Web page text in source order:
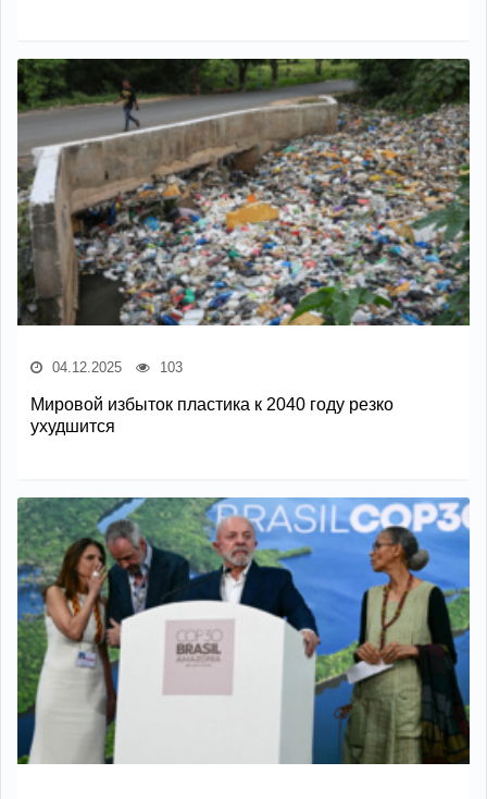
04.12.2025 103
Мировой избыток пластика к 2040 году резко
ухудшится